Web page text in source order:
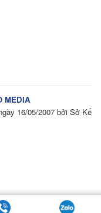
MEDIA
16/05/2007 bởi Sở Kế